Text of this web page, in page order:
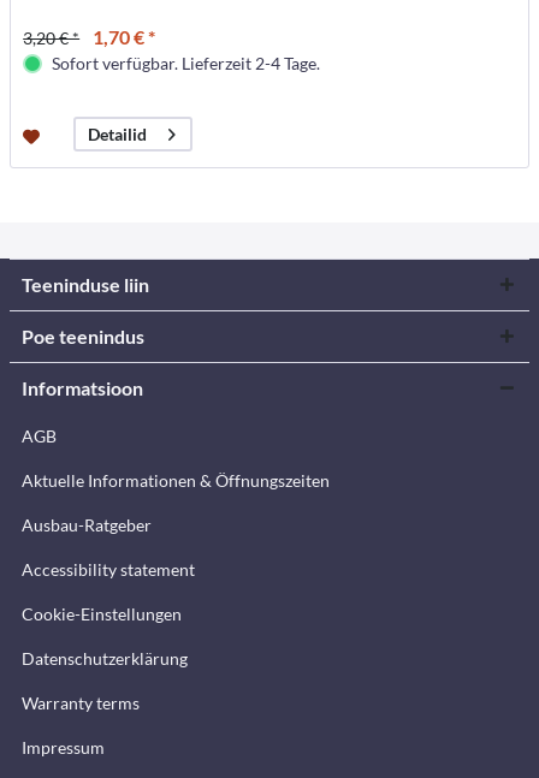
3,20 € * 1,70 € *
Sofort verfügbar. Lieferzeit 2-4 Tage.
Detailid
Teeninduse liin
Poe teenindus
Informatsioon
AGB
Aktuelle Informationen & Öffnungszeiten
Ausbau-Ratgeber
Accessibility statement
Cookie-Einstellungen
Datenschutzerklärung
Warranty terms
Impressum